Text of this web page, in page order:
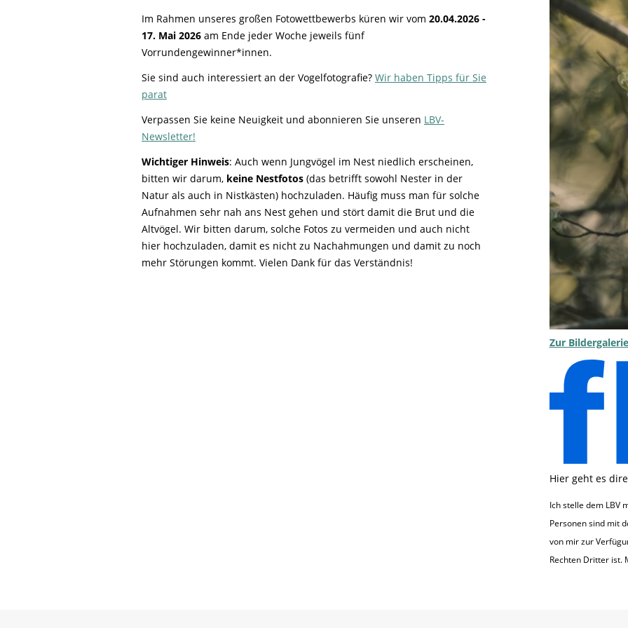
bestellen
Biologische Vielfalt
Naturverträgliche Energiewende
Flächenversiegelung
Moorschutz ist Klimaschutz
Jagd in Bayern
Landwirtschaft
Lebendige Flüsse
Sichere Stromleitungen
Life-Projekt Kalktuffquellen
Auffangstation
International
Burkina Faso
Gobibär
Wiesenweihen schützen
Weißstorch-Horstbetreuer*in
FAQs Unternehmenskooperation
Achtsamkeit &
Fortbildungen
Im Rahmen unseres großen Fotowettbewerbs küren wir vom 20.04.2026 -
17. Mai 2026 am Ende jeder Woche jeweils fünf
Vorrundengewinner*innen.
Sie sind auch interessiert an der Vogelfotografie? Wir haben Tipps für Sie
parat
Verpassen Sie keine Neuigkeit und abonnieren Sie unseren LBV-
Newsletter!
Wichtiger Hinweis: Auch wenn Jungvögel im Nest niedlich erscheinen,
bitten wir darum, keine Nestfotos (das betrifft sowohl Nester in der
Natur als auch in Nistkästen) hochzuladen. Häufig muss man für solche
Aufnahmen sehr nah ans Nest gehen und stört damit die Brut und die
Altvögel. Wir bitten darum, solche Fotos zu vermeiden und auch nicht
hier hochzuladen, damit es nicht zu Nachahmungen und damit zu noch
mehr Störungen kommt. Vielen Dank für das Verständnis!
Zur
Hier geht es
Ich stelle dem LBV
Personen sind mit
von mir zur
Rechten Dritter ist.